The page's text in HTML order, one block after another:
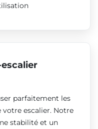
parfaitement les
votre escalier. Notre
stabilité et un